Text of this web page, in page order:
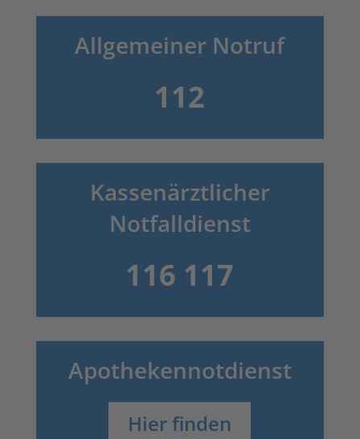
Allgemeiner Notruf
112
Kassenärztlicher
Notfalldienst
116 117
Apotheken­notdienst
Hier finden